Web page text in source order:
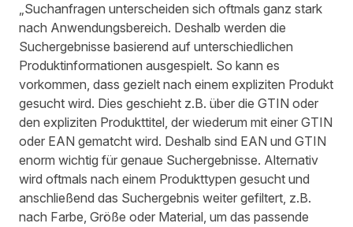
„Suchanfragen unterscheiden sich oftmals ganz stark
nach Anwendungsbereich. Deshalb werden die
Suchergebnisse basierend auf unterschiedlichen
Produktinformationen ausgespielt. So kann es
vorkommen, dass gezielt nach einem expliziten Produkt
gesucht wird. Dies geschieht z.B. über die GTIN oder
den expliziten Produkttitel, der wiederum mit einer GTIN
oder EAN gematcht wird. Deshalb sind EAN und GTIN
enorm wichtig für genaue Suchergebnisse. Alternativ
wird oftmals nach einem Produkttypen gesucht und
anschließend das Suchergebnis weiter gefiltert, z.B.
nach Farbe, Größe oder Material, um das passende